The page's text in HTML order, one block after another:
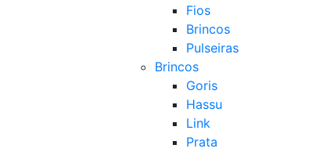
Fios
Brincos
Pulseiras
Brincos
Goris
Hassu
Link
Prata